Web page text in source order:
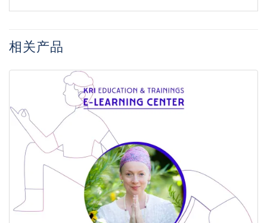
相关产品